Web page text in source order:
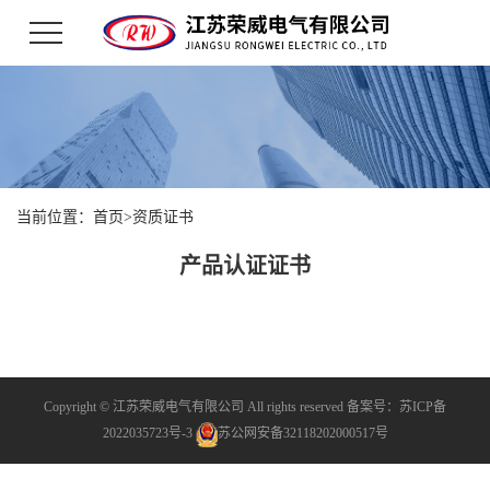
当前位置： 首页>资质证书
产品认证证书
Copyright © 江苏荣威电气有限公司 All rights reserved 备案号： 苏ICP备
2022035723号-3
苏公网安备32118202000517号